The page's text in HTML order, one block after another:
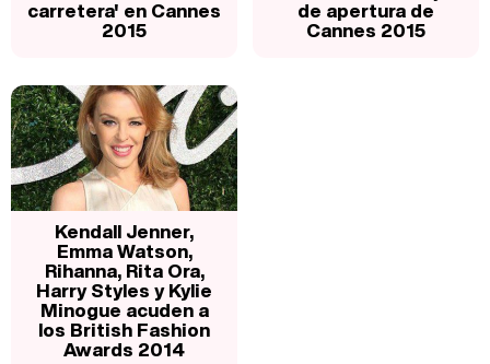
carretera' en Cannes
2015
de apertura de
Cannes 2015
Kendall Jenner,
Emma Watson,
Rihanna, Rita Ora,
Harry Styles y Kylie
Minogue acuden a
los British Fashion
Awards 2014